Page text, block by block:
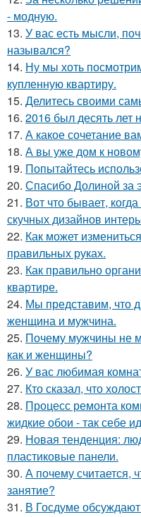
- модную.
13. У вас есть мысли,
назывался?
14. Ну мы хоть
купленную квартиру.
15. Делитесь своими
16. 2016 был десять лет
17. А какое сочетание
18. А вы уже дом к
19. Попытайтесь
20. Спасибо Долиной за
21. Вот что бывает,
скучных дизайнов
22. Как может
правильных руках.
23. Как правильно
квартире.
24. Мы представим, что
женщина и мужчина.
25. Почему мужчины не
как и женщины?
26. У вас любимая
27. Кто сказал, что
28. Процесс ремонта
жидкие обои - так себе
29. Новая тенденция:
пластиковые панели.
30. А почему считается,
занятие?
31. В Госдуме